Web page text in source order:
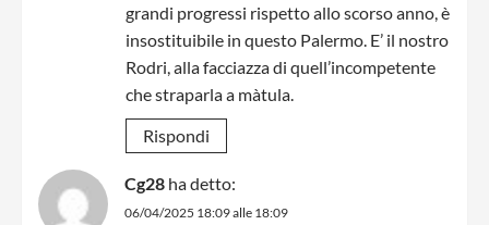
grandi progressi rispetto allo scorso anno, è
insostituibile in questo Palermo. E’ il nostro
Rodri, alla facciazza di quell’incompetente
che straparla a màtula.
Rispondi
Cg28 ha detto:
06/04/2025 18:09 alle 18:09